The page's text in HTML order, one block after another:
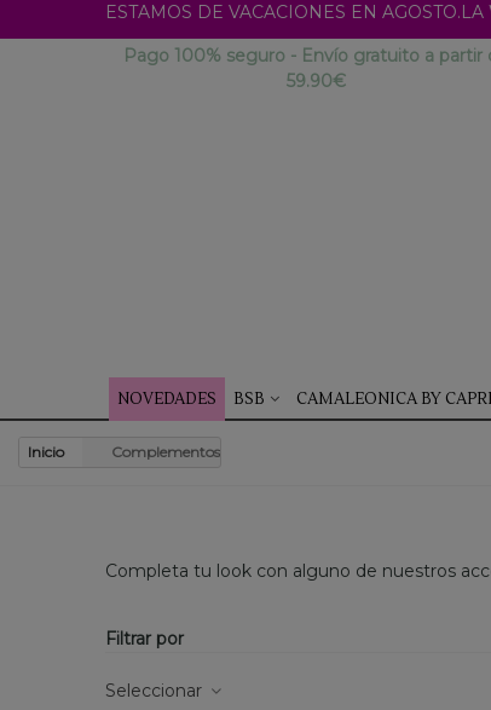
ESTAMOS DE VACACIONES EN
Pago 100% seguro - Envío gratuito a partir
59.90€
NOVEDADES BSB CAMALEONICA BY
Inicio Complementos
Completa tu look con alguno de nuestros
Filtrar por
Seleccionar